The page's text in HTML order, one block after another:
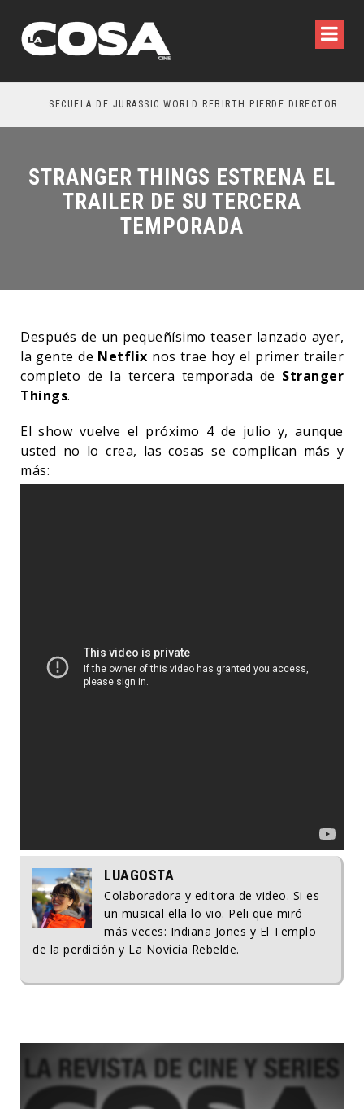
SECUELA DE JURASSIC WORLD REBIRTH PIERDE DIRECTOR
STRANGER THINGS ESTRENA EL
TRAILER DE SU TERCERA
TEMPORADA
Después de un pequeñísimo teaser lanzado ayer,
la gente de Netflix nos trae hoy el primer trailer
completo de la tercera temporada de Stranger
Things.
El show vuelve el próximo 4 de julio y, aunque
usted no lo crea, las cosas se complican más y
más:
LUAGOSTA
Colaboradora y editora de video. Si es
un musical ella lo vio. Peli que miró
más veces: Indiana Jones y El Templo
de la perdición y La Novicia Rebelde.